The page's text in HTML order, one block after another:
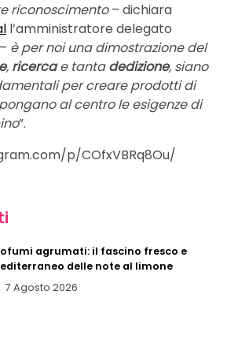
riconoscimento– dichiara
l’amministratore delegato
è per noi una dimostrazione del
, ricercae tantadedizione, siano
per creare prodotti di
al centro le esigenze di
”.
p/COfxVBRq8Ou/
agrumati: il fascino fresco e
delle note al limone
7 Agosto 2026